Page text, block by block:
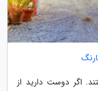
اگر دوست دارید از